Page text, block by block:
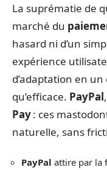
La suprématie de
marché du
hasard ni d’un
expérience
d’adaptation en
qu’efficace. PayPal,
Pay: ces
naturelle, sans
PayPal attire par la